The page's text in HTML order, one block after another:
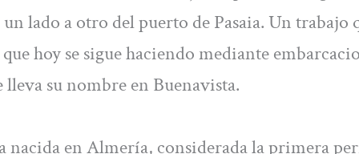
un lado a otro del puerto de Pasaia. Un trabajo
hoy se sigue haciendo mediante
lleva su nombre en Buenavista.
nacida en Almería, considerada la primera